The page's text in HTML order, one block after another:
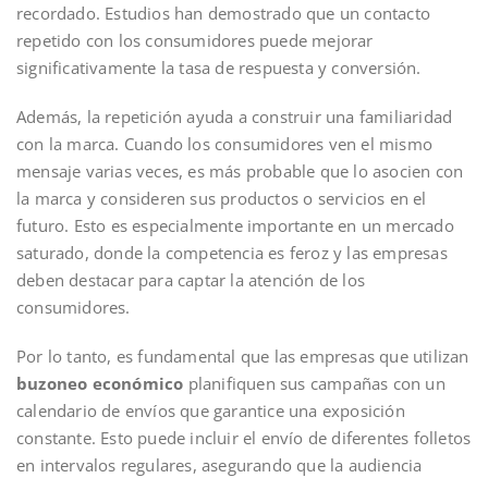
recordado. Estudios han demostrado que un contacto
repetido con los consumidores puede mejorar
significativamente la tasa de respuesta y conversión.
Además, la repetición ayuda a construir una familiaridad
con la marca. Cuando los consumidores ven el mismo
mensaje varias veces, es más probable que lo asocien con
la marca y consideren sus productos o servicios en el
futuro. Esto es especialmente importante en un mercado
saturado, donde la competencia es feroz y las empresas
deben destacar para captar la atención de los
consumidores.
Por lo tanto, es fundamental que las empresas que utilizan
buzoneo económico planifiquen sus campañas con un
calendario de envíos que garantice una exposición
constante. Esto puede incluir el envío de diferentes folletos
en intervalos regulares, asegurando que la audiencia